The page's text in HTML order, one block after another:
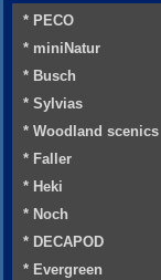
* PECO
* miniNatur
* Busch
* Sylvias
* Woodland scenics
* Faller
* Heki
* Noch
* DECAPOD
* Evergreen